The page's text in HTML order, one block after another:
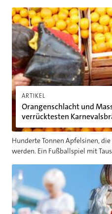
ARTIKEL
Orangenschlacht und
verrücktesten
Hunderte Tonnen Apfelsinen,
werden. Ein Fußballspiel mit
Orangenschlacht und
Leben ohne Plastik: Alltag